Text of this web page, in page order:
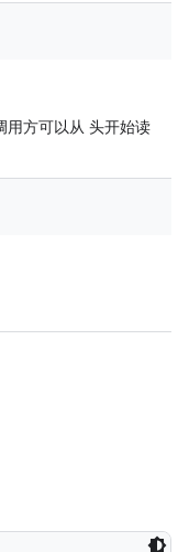
用方可以从 头开始读